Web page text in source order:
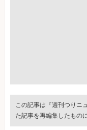
この記事は『週刊つりニ
た記事を再編集したもの